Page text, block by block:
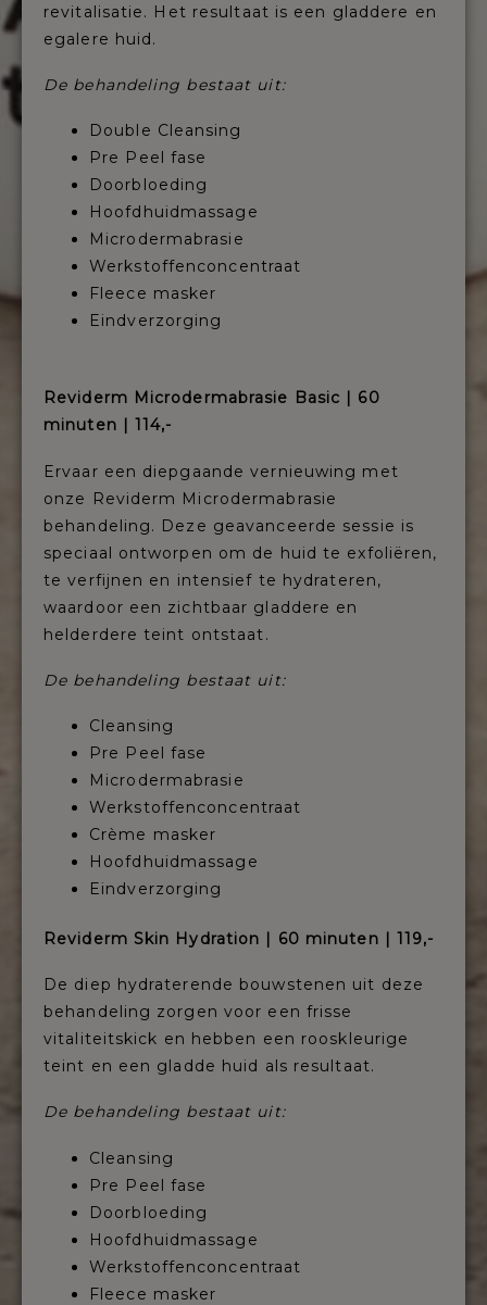
revitalisatie. Het resultaat is een gladdere en
egalere huid.
De behandeling bestaat uit:
Double Cleansing
Pre Peel fase
Doorbloeding
Hoofdhuidmassage
Microdermabrasie
Werkstoffenconcentraat
Fleece masker
Eindverzorging
Reviderm Microdermabrasie Basic | 60
minuten | 114,-
Ervaar een diepgaande vernieuwing met
onze Reviderm Microdermabrasie
behandeling. Deze geavanceerde sessie is
speciaal ontworpen om de huid te exfoliëren,
te verfijnen en intensief te hydrateren,
waardoor een zichtbaar gladdere en
helderdere teint ontstaat.
De behandeling bestaat uit:
Cleansing
Pre Peel fase
Microdermabrasie
Werkstoffenconcentraat
Crème masker
Hoofdhuidmassage
Eindverzorging
Reviderm Skin Hydration | 60 minuten | 119,-
De diep hydraterende bouwstenen uit deze
behandeling zorgen voor een frisse
vitaliteitskick en hebben een rooskleurige
teint en een gladde huid als resultaat.
De behandeling bestaat uit:
Cleansing
Pre Peel fase
Doorbloeding
Hoofdhuidmassage
Werkstoffenconcentraat
Fleece masker